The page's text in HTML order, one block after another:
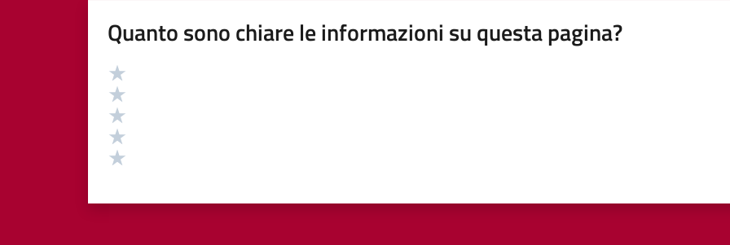
Quanto sono chiare le informazioni su questa pagina?
Valutazione